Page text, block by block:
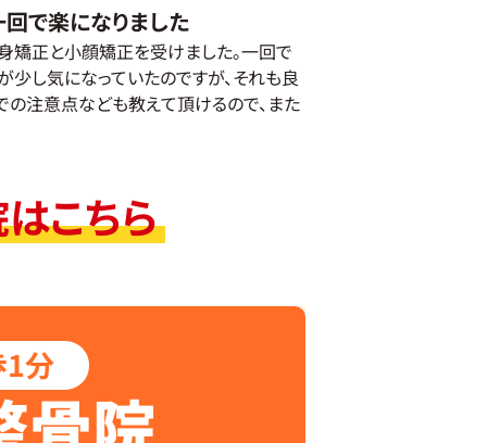
で楽になりました
矯正と小顔矯正を受けました。一回で
少し気になっていたのですが、それも良
の注意点なども教えて頂けるので、また
こちら
1分